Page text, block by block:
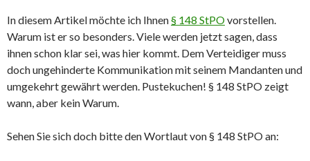
In diesem Artikel möchte ich Ihnen§ 148 StPOvorstellen.
Warum ist er so besonders. Viele werden jetzt sagen, dass
ihnen schon klar sei, was hier kommt. Dem Verteidiger muss
doch ungehinderte Kommunikation mit seinem Mandanten und
umgekehrt gewährt werden. Pustekuchen! § 148 StPO zeigt
wann, aber kein Warum.
Sehen Sie sich doch bitte den Wortlaut von § 148 StPO an: